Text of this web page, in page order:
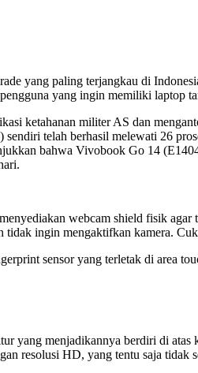
yang paling terjangkau di
yang ingin memiliki laptop
ketahanan militer AS dan
telah berhasil melewati 26
bahwa Vivobook Go 14
webcam shield fisik
tidak ingin mengaktifkan kamera.
sensor yang terletak di area
yang menjadikannya berdiri di
resolusi HD, yang tentu saja